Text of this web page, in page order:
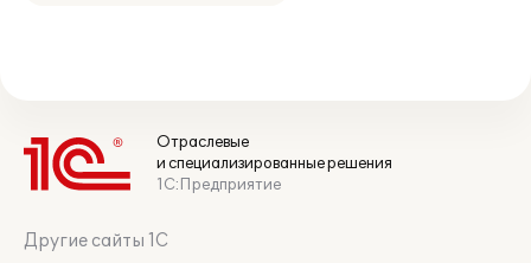
Отраслевые
и специализированные решения
1С:Предприятие
Другие сайты 1С